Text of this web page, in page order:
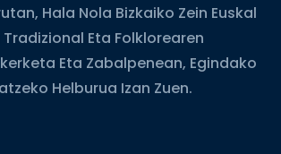
Hala Nola Bizkaiko Zein Euskal
Eta Folklorearen
Eta Zabalpenean, Egindako
Helburua Izan Zuen.